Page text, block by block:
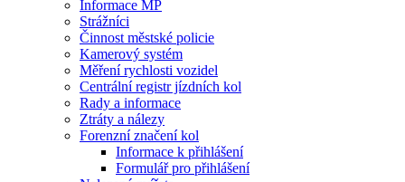
Informace MP
Strážníci
Činnost městské policie
Kamerový systém
Měření rychlosti vozidel
Centrální registr jízdních kol
Rady a informace
Ztráty a nálezy
Forenzní značení kol
Informace k přihlášení
Formulář pro přihlášení